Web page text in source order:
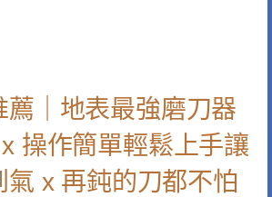
薦｜地表最強磨刀器
操作簡單輕鬆上手讓
氣 x 再鈍的刀都不怕